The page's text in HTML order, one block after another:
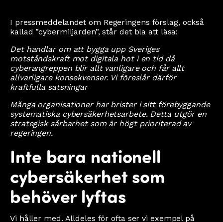
I pressmeddelandet om Regeringens förslag, också
kallad ”cybermiljarden”, står det bla att läsa:
Det handlar om att bygga upp Sveriges
motståndskraft mot digitala hot i en tid då
cyberangreppen blir allt vanligare och får allt
allvarligare konsekvenser. Vi föreslår därför
kraftfulla satsningar
Många organisationer har brister i sitt förebyggande
systematiska cybersäkerhetsarbete. Detta utgör en
strategisk sårbarhet som är högt prioriterad av
regeringen.
Inte bara nationell
cybersäkerhet som
behöver lyftas
Vi håller med. Alldeles för ofta ser vi exempel på